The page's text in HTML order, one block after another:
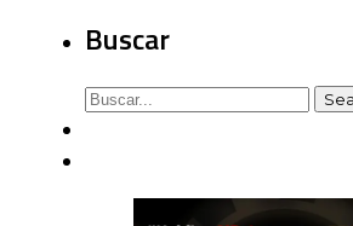
Buscar